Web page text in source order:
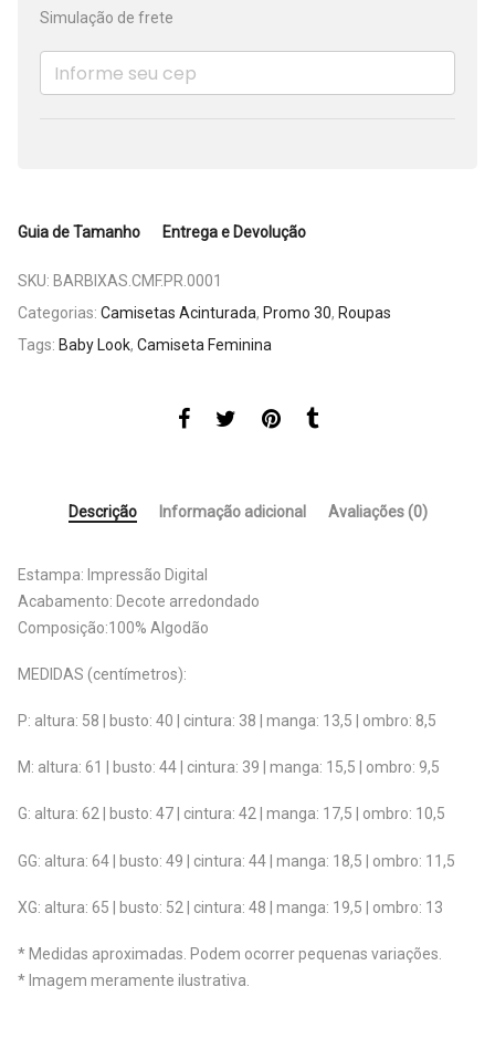
Simulação de frete
Guia de Tamanho Entrega e Devolução
SKU: BARBIXAS.CMF.PR.0001
Categorias: Camisetas Acinturada, Promo 30, Roupas
Tags: Baby Look, Camiseta Feminina
Descrição Informação adicional Avaliações (0)
Estampa: Impressão Digital
Acabamento: Decote arredondado
Composição:100% Algodão
MEDIDAS (centímetros):
P: altura: 58 | busto: 40 | cintura: 38 | manga: 13,5 | ombro: 8,5
M: altura: 61 | busto: 44 | cintura: 39 | manga: 15,5 | ombro: 9,5
G: altura: 62 | busto: 47 | cintura: 42 | manga: 17,5 | ombro: 10,5
GG: altura: 64 | busto: 49 | cintura: 44 | manga: 18,5 | ombro: 11,5
XG: altura: 65 | busto: 52 | cintura: 48 | manga: 19,5 | ombro: 13
* Medidas aproximadas. Podem ocorrer pequenas variações.
* Imagem meramente ilustrativa.